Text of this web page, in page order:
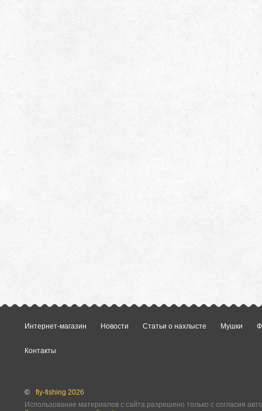
Интернет-магазин Новости Статьи о нахлысте Мушки
Контакты
©
fly-fishing 2026
Использование материалов с сайта разрешено только с согласия